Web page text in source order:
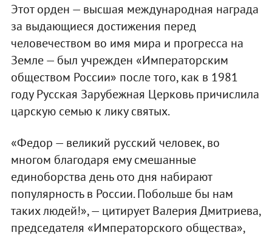
Этот орден — высшая международная награда
за выдающиеся достижения перед
человечеством во имя мира и прогресса на
Земле — был учрежден «Императорским
обществом России» после того, как в 1981
году Русская Зарубежная Церковь причислила
царскую семью к лику святых.
«Федор — великий русский человек, во
многом благодаря ему смешанные
единоборства день ото дня набирают
популярность в России. Побольше бы нам
таких людей!», — цитирует Валерия Дмитриева,
председателя «Императорского общества»,